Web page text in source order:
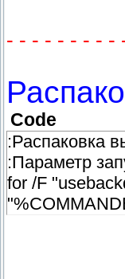
- - - - - - - - -
Code
:Распаковка
:Параметр
for /F